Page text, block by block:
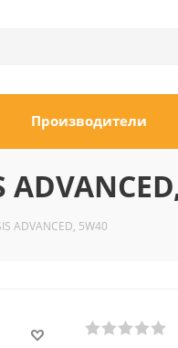
Производители
ADVANCED, 5W40